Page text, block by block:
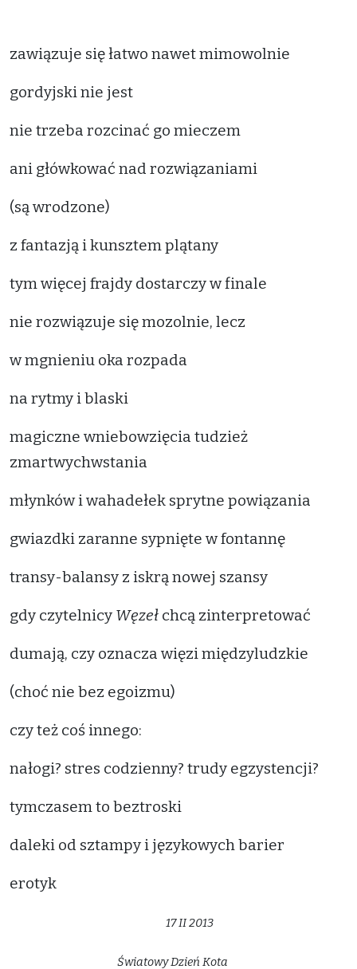
zawiązuje się łatwo nawet mimowolnie
gordyjski nie jest
nie trzeba rozcinać go mieczem
ani główkować nad rozwiązaniami
(są wrodzone)
z fantazją i kunsztem plątany
tym więcej frajdy dostarczy w finale
nie rozwiązuje się mozolnie, lecz
w mgnieniu oka rozpada
na rytmy i blaski
magiczne wniebowzięcia tudzież
zmartwychwstania
młynków i wahadełek sprytne powiązania
gwiazdki zaranne sypnięte w fontannę
transy-balansy z iskrą nowej szansy
gdy czytelnicy Węzeł chcą zinterpretować
dumają, czy oznacza więzi międzyludzkie
(choć nie bez egoizmu)
czy też coś innego:
nałogi? stres codzienny? trudy egzystencji?
tymczasem to beztroski
daleki od sztampy i językowych barier
erotyk
17 II 2013
Światowy Dzień Kota